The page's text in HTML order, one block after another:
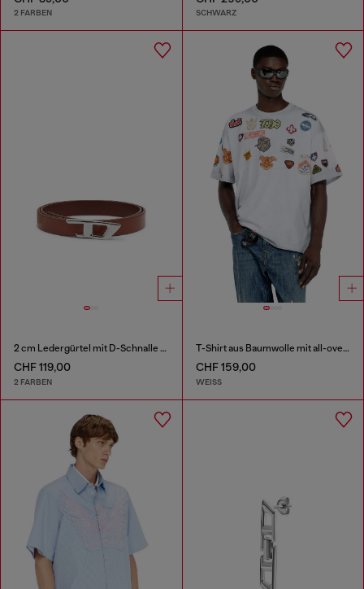
2 FARBEN SCHWARZ
2 cm Ledergürtel mit D-Schnalle aus Metall
CHF 119,00
2 FARBEN
T-Shirt aus Baumwolle mit all-over patches print
CHF 159,00
WEISS